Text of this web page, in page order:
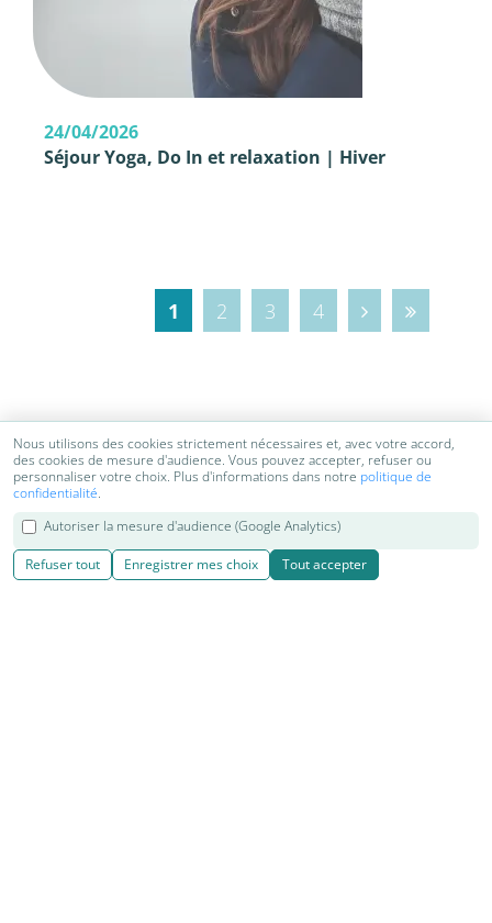
Nous utilisons des cookies strictement nécessaires et, avec votre accord,
des cookies de mesure d'audience. Vous pouvez accepter, refuser ou
personnaliser votre choix. Plus d'informations dans notre politique de
confidentialité.
Autoriser la mesure d'audience (Google Analytics)
Refuser tout Enregistrer mes choix Tout accepter
24/04/2026
Séjour Yoga, Do In et relaxation | Hiver
1 2 3 4